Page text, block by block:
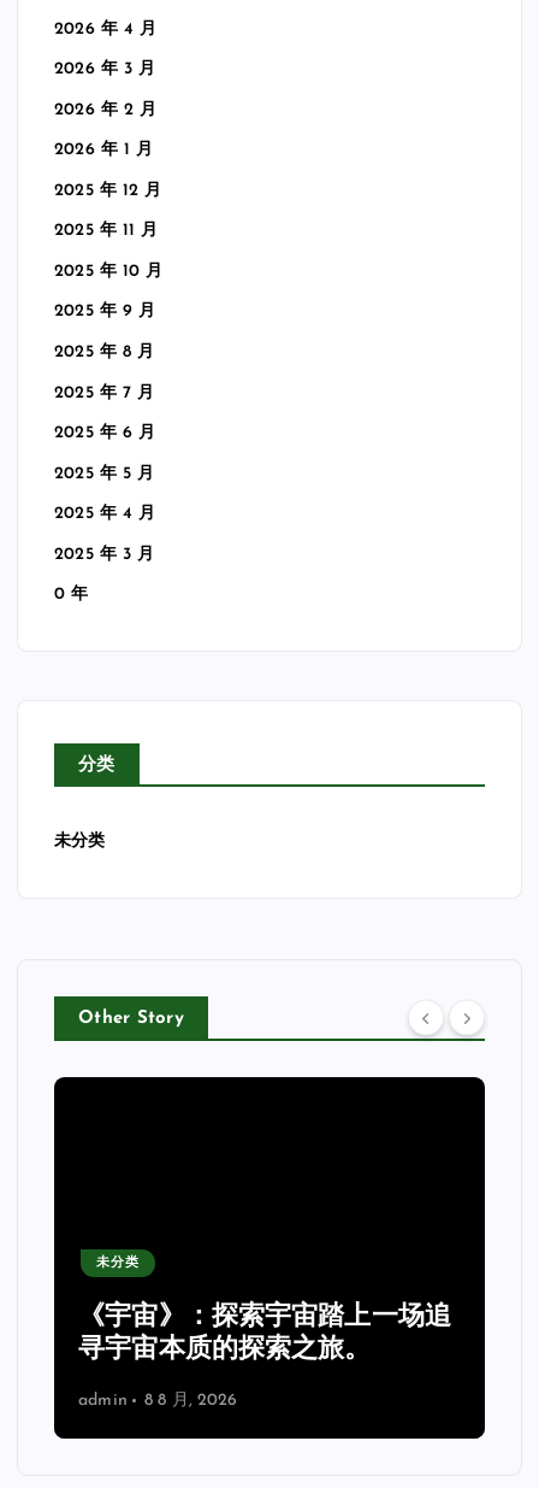
2026 年 4 月
2026 年 3 月
2026 年 2 月
2026 年 1 月
2025 年 12 月
2025 年 11 月
2025 年 10 月
2025 年 9 月
2025 年 8 月
2025 年 7 月
2025 年 6 月
2025 年 5 月
2025 年 4 月
2025 年 3 月
0 年
分类
未分类
Other Story
未分类
《宇宙》：探索宇宙踏上一场追
寻宇宙本质的探索之旅。
admin 8 8 月, 2026